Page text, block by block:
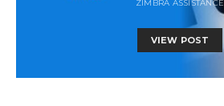
ZIMBRA ASSISTANCE
VIEW POST